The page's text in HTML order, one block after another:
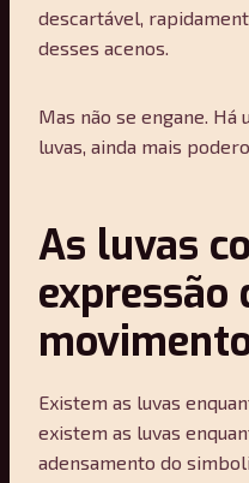
descartável,
desses acenos.
Mas não se engane.
luvas, ainda mais
As luvas
expressão
Existem as luvas
existem as luvas
adensamento do